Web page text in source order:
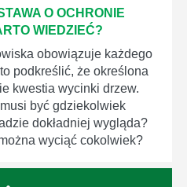
O OCHRONIE
WIEDZIEĆ?
obowiązuje każdego
podkreślić, że określona
kwestia wycinki drzew.
być gdziekolwiek
dokładniej wygląda?
wyciąć cokolwiek?